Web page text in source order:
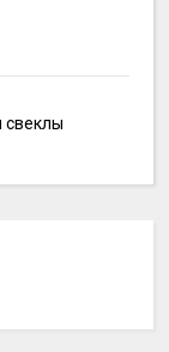
свеклы